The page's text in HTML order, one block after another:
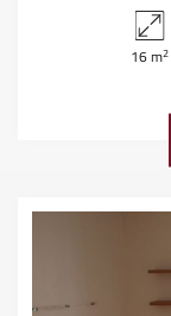
16 m2